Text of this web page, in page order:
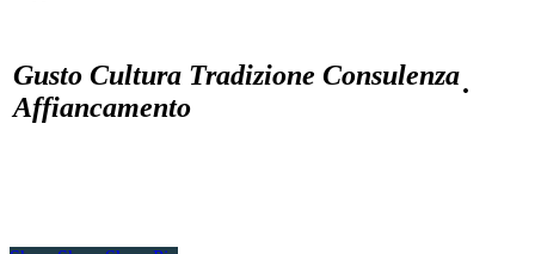
Gusto Cultura Tradizione Consulenza
Affiancamento
·